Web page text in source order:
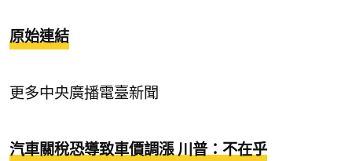
原始連結
更多中央廣播電臺新聞
汽車關稅恐導致車價調漲 川普：不在乎